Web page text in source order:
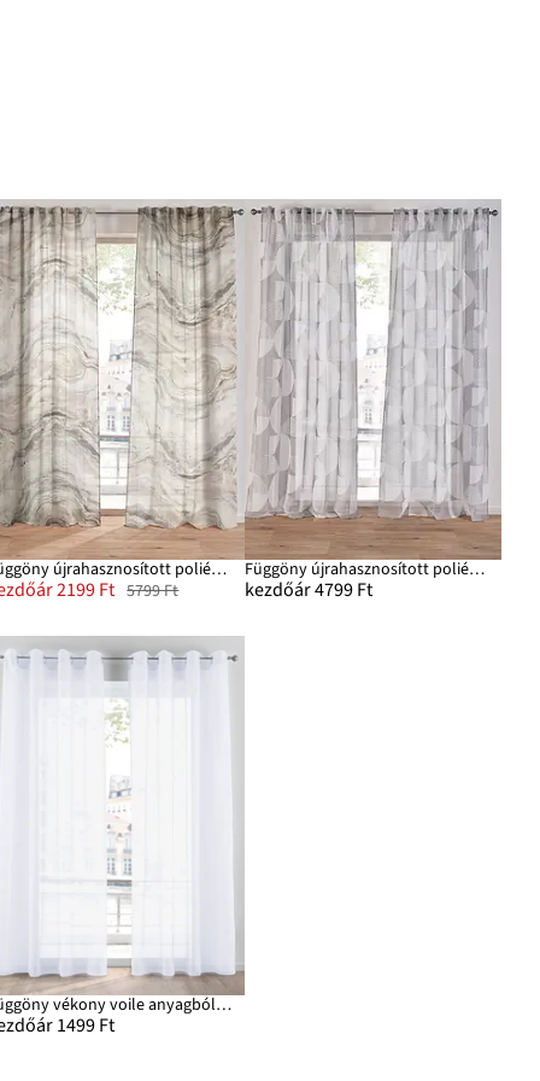
Függöny újrahasznosított poliészterrel (1 db)
2199 Ft 5799 Ft
Függöny újrahasznosított poliészterrel és mintával (1 db)
kezdőár 4799 Ft
Függöny vékony voile anyagból (1 db)
1499 Ft